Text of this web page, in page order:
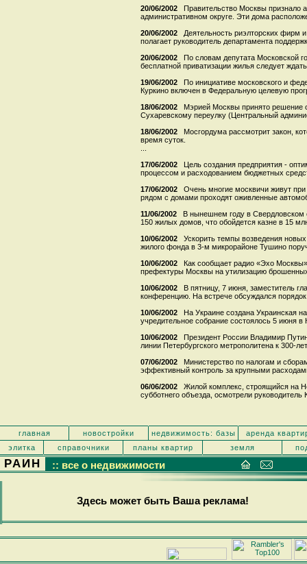
20/06/2002
Правительство Москвы признало
административном округе. Эти дома
20/06/2002
Деятельность риэлторских фирм
полагает руководитель департамента
20/06/2002
По словам депутата Московской
бесплатной приватизации жилья следует
19/06/2002
По инициативе московского и
Куркино включен в Федеральную целевую
18/06/2002
Мэрией Москвы принято решение
Сухаревскому переулку (Центральный
18/06/2002
Мосгордума рассмотрит закон,
время суток.
17/06/2002
Цель создания предприятия -
процессом и расходованием бюджетных
17/06/2002
Очень многие москвичи живут
рядом с домами проходят оживленные
11/06/2002
В нынешнем году в Свердловском
150 жилых домов, что обойдется казне в 15
10/06/2002
Ускорить темпы возведения
жилого фонда в 3-м микрорайоне Тушино
10/06/2002
Как сообщает радио «Эхо
префектуры Москвы на утилизацию
10/06/2002
В пятницу, 7 июня, заместитель
конференцию. На встрече обсуждался
10/06/2002
На Украине создана Украинская
учредительное собрание состоялось 5 июня в
10/06/2002
Президент России Владимир
линии Петербургского метрополитена к 300-
07/06/2002
Министерство по налогам и
эффективный контроль за крупными
06/06/2002
Жилой комплекс, строящийся на
субботнего объезда, осмотрели руководитель
главная новостройки недвижимость: базы
аренда
элитка
справочники планы квартир земля
РАИН :: все о недвижимости
Здесь может быть Ваша реклама!